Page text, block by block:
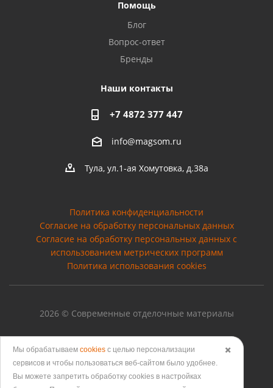
Помощь
Блог
Вопрос-ответ
Бренды
Наши контакты
+7 4872 377 447
info@magsom.ru
Тула, ул.1-ая Хомутовка, д.38а
Политика конфиденциальности
Согласие на обработку персональных данных
Cогласие на обработку персональных данных с
использованием метрических программ
Политика использования cookies
2026 © Современные отделочные материалы
Версия для печати
✖️
Мы обрабатываем cookies с целью персонализации
сервисов и чтобы пользоваться веб-сайтом было удобнее.
Вы можете запретить обработку сookies в настройках